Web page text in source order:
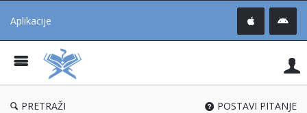
Aplikacije
®
PRETRAŽI POSTAVI PITANJE